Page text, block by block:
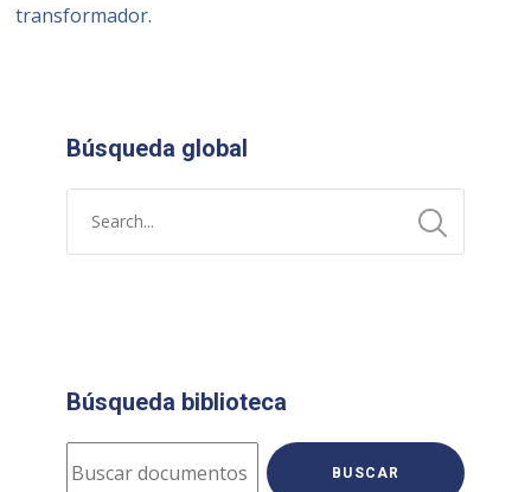
transformador.
Búsqueda global
Búsqueda biblioteca
BUSCAR